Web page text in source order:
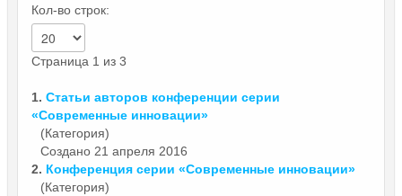
Кол-во строк:
Страница 1 из 3
1. Статьи авторов конференции серии
«Современные инновации»
(Категория)
Создано 21 апреля 2016
2. Конференция серии «Современные инновации»
(Категория)